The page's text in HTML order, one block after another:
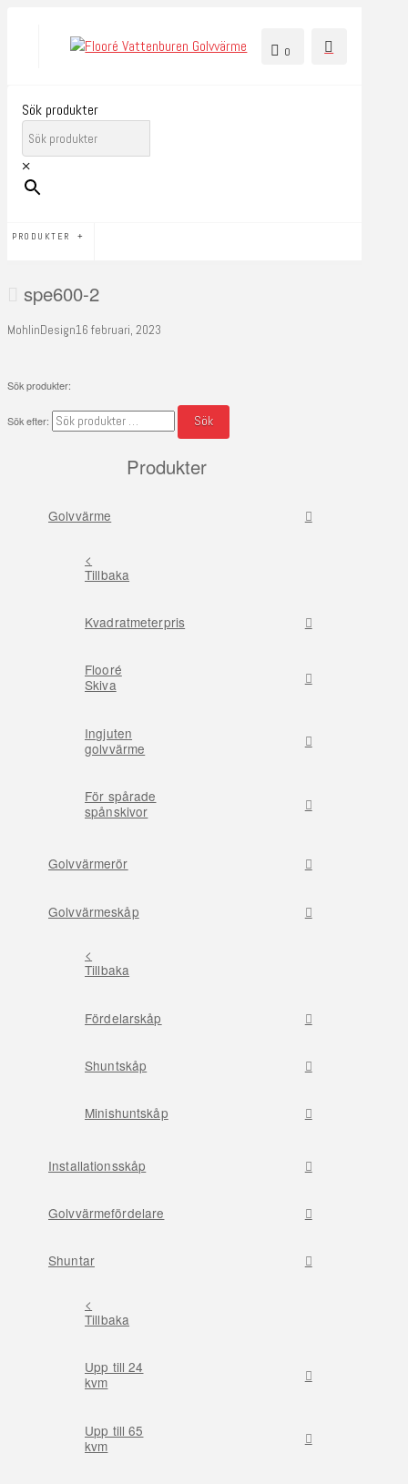
0
Sök produkter
×
PRODUKTER
spe600-2
MohlinDesign16 februari, 2023
Sök produkter:
Sök efter: Sök
Produkter
Golvvärme
<
Tillbaka
Kvadratmeterpris
Flooré
Skiva
Ingjuten
golvvärme
För spårade
spånskivor
Golvvärmerör
Golvvärmeskåp
<
Tillbaka
Fördelarskåp
Shuntskåp
Minishuntskåp
Installationsskåp
Golvvärmefördelare
Shuntar
<
Tillbaka
Upp till 24
kvm
Upp till 65
kvm